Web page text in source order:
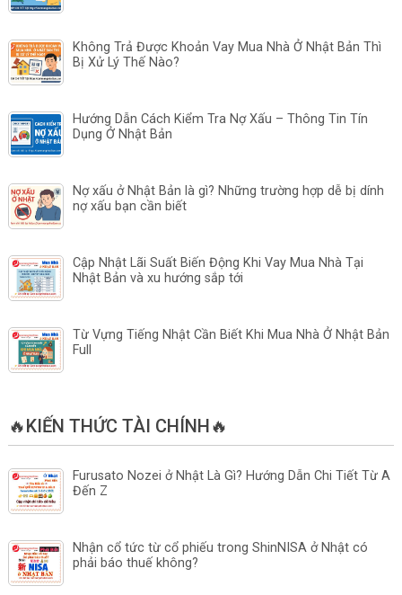
Không Trả Được Khoản Vay Mua Nhà Ở Nhật Bản Thì
Bị Xử Lý Thế Nào?
Hướng Dẫn Cách Kiểm Tra Nợ Xấu – Thông Tin Tín
Dụng Ở Nhật Bản
Nợ xấu ở Nhật Bản là gì? Những trường hợp dễ bị dính
nợ xấu bạn cần biết
Cập Nhật Lãi Suất Biến Động Khi Vay Mua Nhà Tại
Nhật Bản và xu hướng sắp tới
Từ Vựng Tiếng Nhật Cần Biết Khi Mua Nhà Ở Nhật Bản
Full
🔥KIẾN THỨC TÀI CHÍNH🔥
Furusato Nozei ở Nhật Là Gì? Hướng Dẫn Chi Tiết Từ A
Đến Z
Nhận cổ tức từ cổ phiếu trong ShinNISA ở Nhật có
phải báo thuế không?